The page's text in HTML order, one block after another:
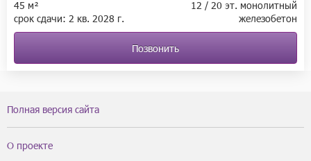
45 м²
срок сдачи: 2 кв. 2028 г.
12 / 20 эт. монолитный
железобетон
Позвонить
Полная версия сайта
О проекте